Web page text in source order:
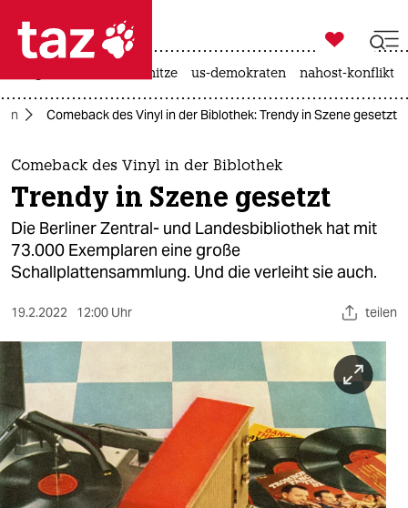
 taz zahl ich
taz zahl ich
themen
politik
öko
gesellschaft
sport
berlin
nord
wahrheit

taz zahl ich
hitze us-demokraten nahost-konflikt
Comeback des Vinyl in der Biblothek: Trendy in Szene gesetzt
Comeback des Vinyl in der Biblothek
Trendy in Szene gesetzt
Die Berliner Zentral- und Landesbibliothek hat mit
73.000 Exemplaren eine große
Schallplattensammlung. Und die verleiht sie auch.
19.2.2022 12:00 Uhr teilen